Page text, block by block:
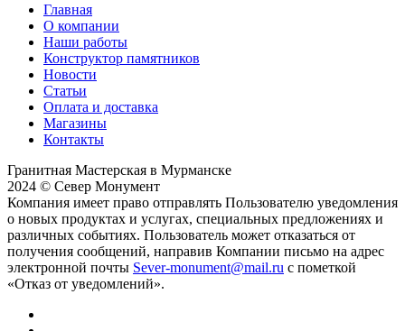
Главная
О компании
Наши работы
Конструктор памятников
Новости
Статьи
Оплата и доставка
Магазины
Контакты
Гранитная Мастерская в Мурманске
2024 © Север Монумент
Компания имеет право отправлять Пользователю уведомления
о новых продуктах и услугах, специальных предложениях и
различных событиях. Пользователь может отказаться от
получения сообщений, направив Компании письмо на адрес
электронной почты Sever-monument@mail.ru с пометкой
«Отказ от уведомлений».